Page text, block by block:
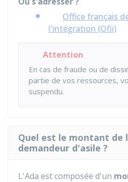
Office français
l'intégration (Ofii)
Attention
En cas de fraude ou de
partie de vos ressources,
suspendu.
Quel est le montant de
demandeur d'asile ?
L'Ada est composée d'un